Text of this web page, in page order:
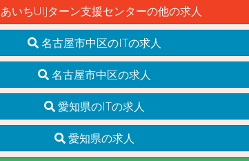
あいちUIJターン支援センターの他の求人
名古屋市中区のITの求人
名古屋市中区の求人
愛知県のITの求人
愛知県の求人